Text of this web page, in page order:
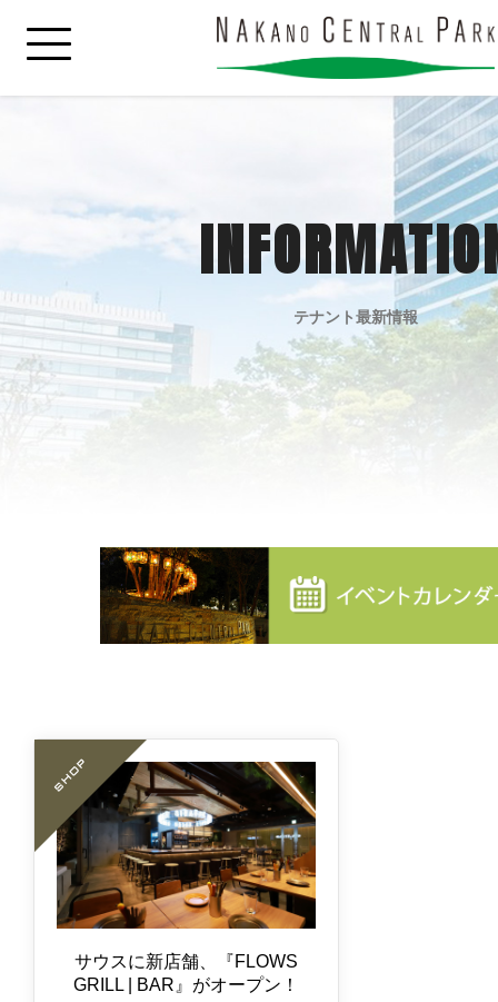
テナント最新情報
サウスに新店舗、『FLOWS
GRILL | BAR』がオープン！